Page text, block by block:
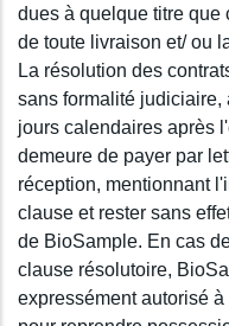
dues à quelque titre que
de toute livraison et/ ou
La résolution des
sans formalité judiciaire,
jours calendaires après
demeure de payer par
réception, mentionnant
clause et rester sans
de BioSample. En cas
clause résolutoire,
expressément autorisé